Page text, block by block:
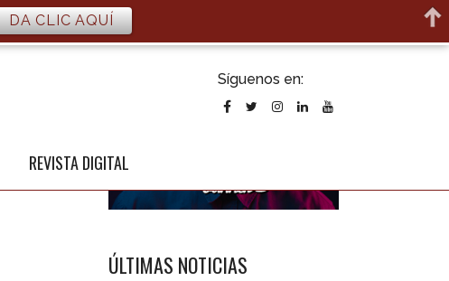
Síguenos en:
REVISTA DIGITAL
ÚLTIMAS NOTICIAS
DA CLIC AQUÍ